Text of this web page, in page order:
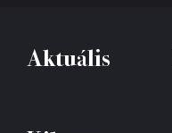
Aktuális